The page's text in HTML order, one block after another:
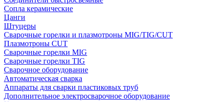
Сопла керамические
Цанги
Штуцеры
Сварочные горелки и плазмотроны MIG/TIG/CUT
Плазмотроны CUT
Сварочные горелки MIG
Сварочные горелки TIG
Сварочное оборудование
Автоматическая сварка
Аппараты для сварки пластиковых труб
Дополнительное электросварочное оборудование